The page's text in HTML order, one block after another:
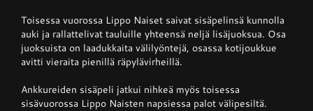
Toisessa vuorossa Lippo Naiset saivat sisäpelinsä kunnolla
auki ja rallattelivat tauluille yhteensä neljä lisäjuoksua. Osa
juoksuista on laadukkaita välilyöntejä, osassa kotijoukkue
avitti vieraita pienillä räpylävirheillä.
Ankkureiden sisäpeli jatkui nihkeä myös toisessa
sisävuorossa Lippo Naisten napsiessa palot välipesiltä.